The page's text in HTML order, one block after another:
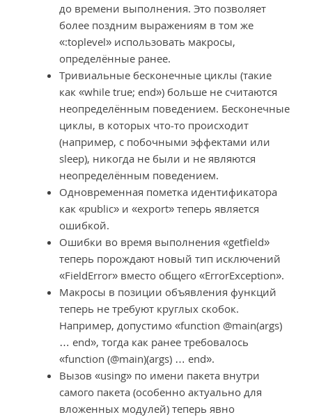
до времени выполнения. Это позволяет
более поздним выражениям в том же
«:toplevel» использовать макросы,
определённые ранее.
Тривиальные бесконечные циклы (такие
как «while true; end») больше не считаются
неопределённым поведением. Бесконечные
циклы, в которых что-то происходит
(например, с побочными эффектами или
sleep), никогда не были и не являются
неопределённым поведением.
Одновременная пометка идентификатора
как «public» и «export» теперь является
ошибкой.
Ошибки во время выполнения «getfield»
теперь порождают новый тип исключений
«FieldError» вместо общего «ErrorException».
Макросы в позиции объявления функций
теперь не требуют круглых скобок.
Например, допустимо «function @main(args)
… end», тогда как ранее требовалось
«function (@main)(args) … end».
Вызов «using» по имени пакета внутри
самого пакета (особенно актуально для
вложенных модулей) теперь явно